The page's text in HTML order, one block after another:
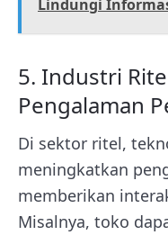
Lindungi
5. Industri
Pengalaman
Di sektor ritel,
meningkatkan
memberikan
Misalnya, toko